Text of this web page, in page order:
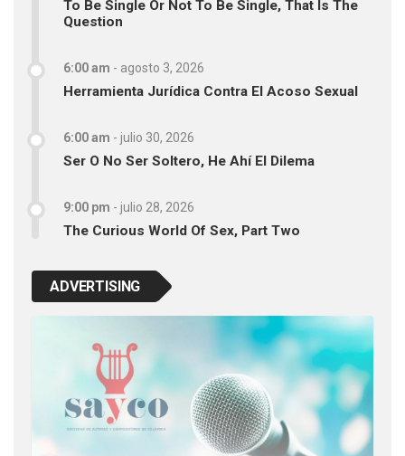
To Be Single Or Not To Be Single, That Is The
Question
6:00 am - agosto 3, 2026
Herramienta Jurídica Contra El Acoso Sexual
6:00 am - julio 30, 2026
Ser O No Ser Soltero, He Ahí El Dilema
9:00 pm - julio 28, 2026
The Curious World Of Sex, Part Two
ADVERTISING